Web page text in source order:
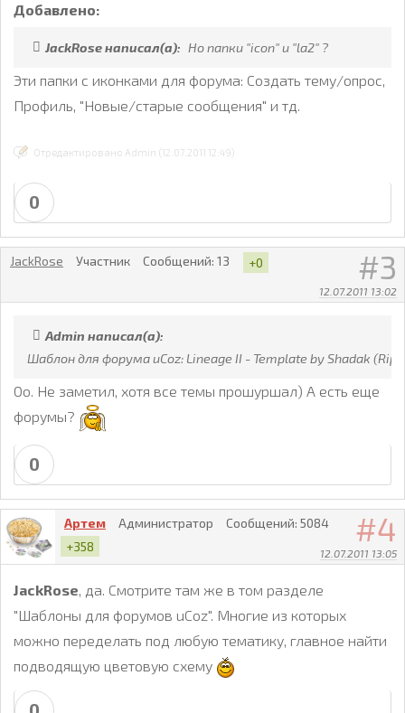
Добавлено:
JackRose написал(а): Но папки "icon" и "la2" ?
Эти папки с иконками для форума: Создать тему/опрос,
Профиль, "Новые/старые сообщения" и тд.
Отредактировано Admin (12.07.2011 12:49)
0
3
12.07.2011 13:02
JackRose Участник Сообщений: 13 +0
Admin написал(а):
Шаблон для форума uCoz: Lineage II - Template by Shadak (Rip)
Оо. Не заметил, хотя все темы прошуршал) А есть еще
форумы?
0
4
12.07.2011 13:05
Артем Администратор Сообщений: 5084
+358
JackRose , да. Смотрите там же в том разделе
"Шаблоны для форумов uCoz". Многие из которых
можно переделать под любую тематику, главное найти
подводящую цветовую схему